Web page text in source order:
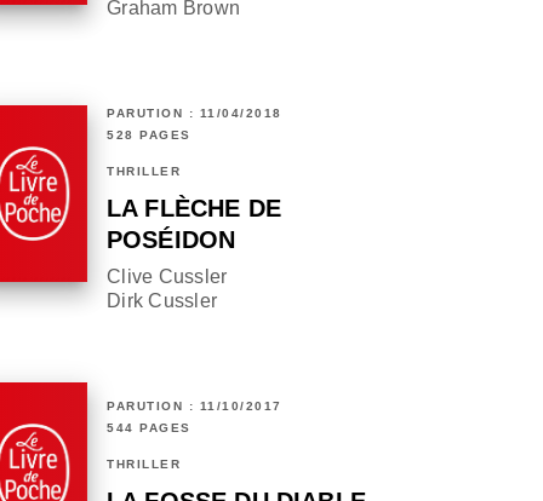
Graham Brown
PARUTION : 11/04/2018
528 PAGES
THRILLER
LA FLÈCHE DE
POSÉIDON
Clive Cussler
Dirk Cussler
PARUTION : 11/10/2017
544 PAGES
THRILLER